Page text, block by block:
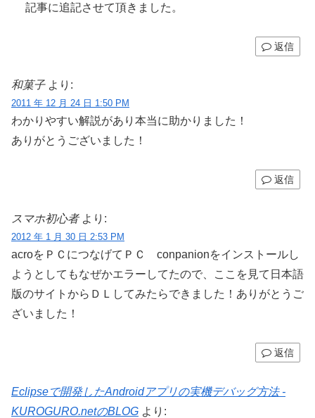
記事に追記させて頂きました。
返信
和菓子 より:
2011 年 12 月 24 日 1:50 PM
わかりやすい解説があり本当に助かりました！
ありがとうございました！
返信
スマホ初心者 より:
2012 年 1 月 30 日 2:53 PM
acroをＰＣにつなげてＰＣ conpanionをインストールし
ようとしてもなぜかエラーしてたので、ここを見て日本語
版のサイトからＤＬしてみたらできました！ありがとうご
ざいました！
返信
Eclipseで開発したAndroidアプリの実機デバッグ方法 -
KUROGURO.netのBLOG より: